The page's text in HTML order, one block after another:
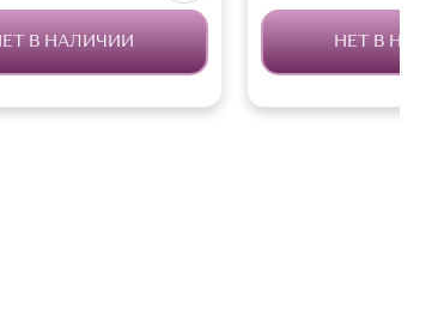
В НАЛИЧИИ НЕТ В